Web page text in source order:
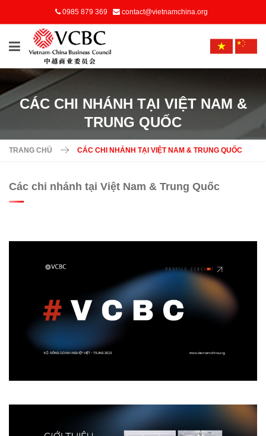
0985 879 369 contact@vietnamchina.org
CÁC CHI NHÁNH TẠI VIỆT NAM &
TRUNG QUỐC
TRANG CHỦ CÁC CHI NHÁNH TẠI VIỆT NAM & TRUNG QUỐC
Các chi nhánh tại Việt Nam & Trung Quốc